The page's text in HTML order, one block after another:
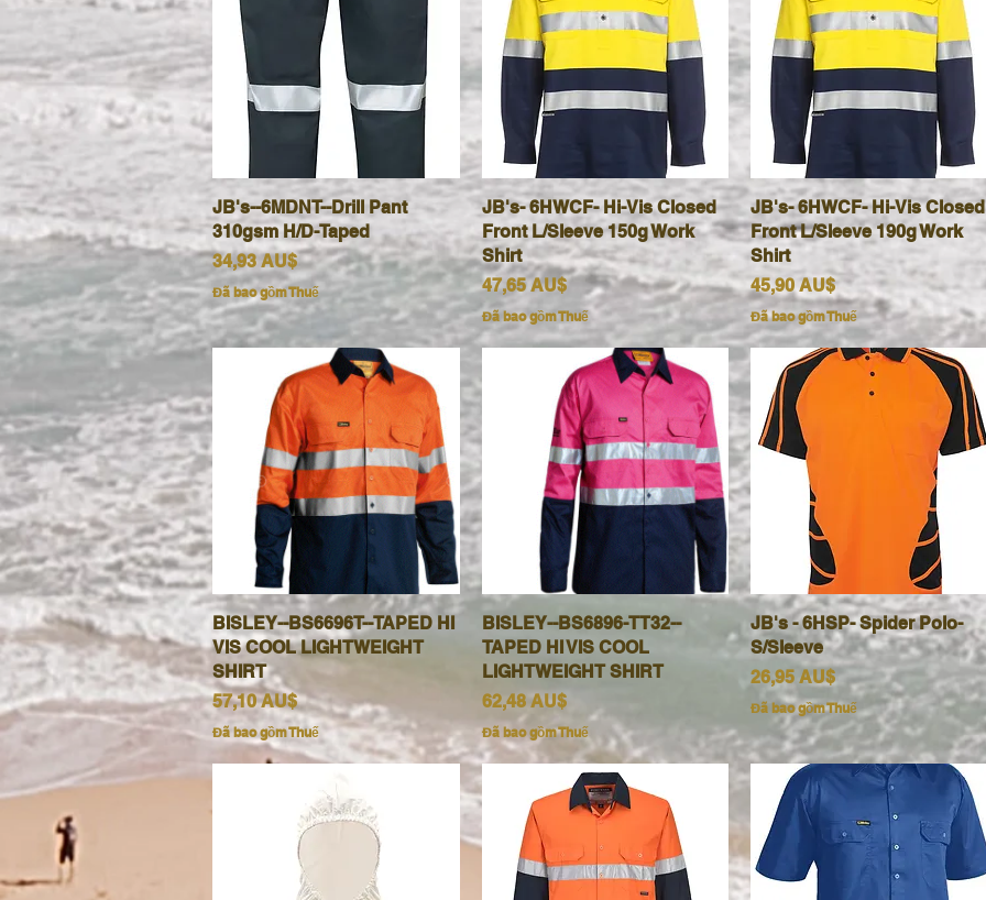
Xem nhanh
JB's--6MDNT--Drill Pant
310gsm H/D-Taped
Giá
34,93 AU$
Đã bao gồm Thuế
Xem nhanh
JB's- 6HWCF- Hi-Vis Closed
Front L/Sleeve 150g Work
Shirt
Giá
47,65 AU$
Đã bao gồm Thuế
Xem nhanh
JB's- 6HWCF- Hi-Vis Closed
Front L/Sleeve 190g Work
Shirt
Giá
45,90 AU$
Đã bao gồm Thuế
Xem nhanh
BISLEY--BS6696T--TAPED HI
VIS COOL LIGHTWEIGHT
SHIRT
Giá
57,10 AU$
Đã bao gồm Thuế
Xem nhanh
BISLEY--BS6896-TT32--
TAPED HI VIS COOL
LIGHTWEIGHT SHIRT
Giá
62,48 AU$
Đã bao gồm Thuế
Xem nhanh
JB's - 6HSP- Spider Polo-
S/Sleeve
Giá
26,95 AU$
Đã bao gồm Thuế